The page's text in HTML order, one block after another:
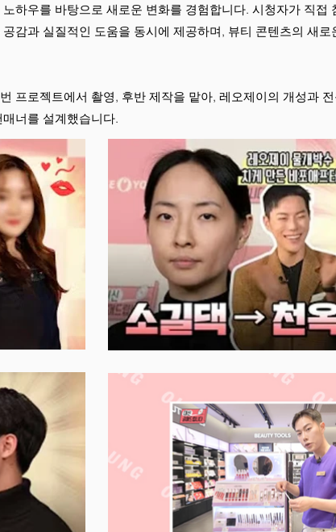
하우를 바탕으로 새로운 변화를 경험합니다. 시청자가 직접
감과 실질적인 도움을 동시에 제공하며, 뷰티 콘텐츠의 새로
프로젝트에서 촬영, 후반 제작을 맡아, 레오제이의 개성과
너를 설계했습니다.